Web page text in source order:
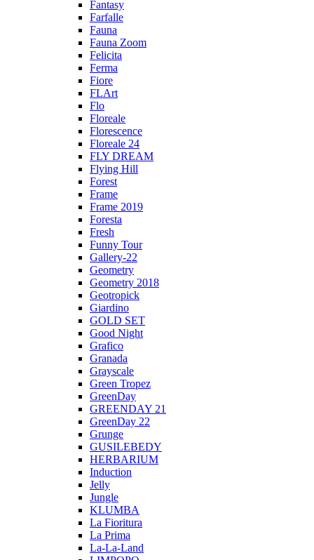
Fantasy
Farfalle
Fauna
Fauna Zoom
Felicita
Ferma
Fiore
FLArt
Flo
Floreale
Florescence
Floreale 24
FLY DREAM
Flying Hill
Forest
Frame
Frame 2019
Foresta
Fresh
Funny Tour
Gallery-22
Geometry
Geometry 2018
Geotropick
Giardino
GOLD SET
Good Night
Grafico
Granada
Grayscale
Green Tropez
GreenDay
GREENDAY 21
GreenDay 22
Grunge
GUSILEBEDY
HERBARIUM
Induction
Jelly
Jungle
KLUMBA
La Fioritura
La Prima
La-La-Land